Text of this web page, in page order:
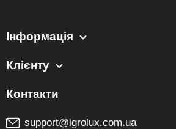
Інформація
Клієнту
support@igrolux.com.ua